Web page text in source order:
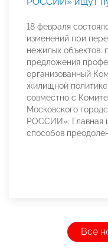
18 февраля
изменений при
нежилых объектов:
предложения
организованный
жилищной
совместно с
Московского
РОССИИ». Главная
способов
Все